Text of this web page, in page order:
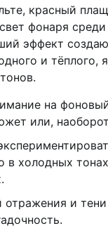
красный
фонаря среди
эффект
и тёплого,
на
или,
в холодных
отражения и